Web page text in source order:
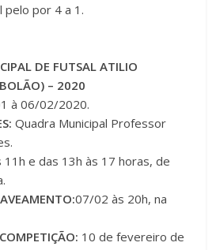
pelo por 4 a 1.
DE FUTSAL ATILIO
– 2020
à 06/02/2020.
Quadra Municipal Professor
11h e das 13h às 17 horas, de
07/02 às 20h, na
10 de fevereiro de